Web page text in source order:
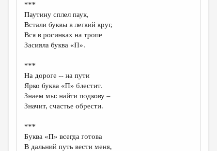
ОБЗОР ЛИТЕРАТУРЫ
СТРАНИЦЫ ПАМЯТИ
ОБЪЯВЛЕНИЯ
КОЛОНКА РЕДАКТОРА
РЕДКОЛЛЕГИЯ
ОТ РЕДАКЦИИ
МАЛАЯ ПРОЗА
ЭССЕИСТИКА
ЛИТЕРАТУРОВЕДЕНИЕ
***
Паутину сплел паук,
Встали буквы в легкий круг,
Вся в росинках на тропе
Засияла буква «П».
***
На дороге -- на пути
Ярко буква «П» блестит.
Знаем мы: найти подкову –
Значит, счастье обрести.
***
Буква «П» всегда готова
В дальний путь вести меня,